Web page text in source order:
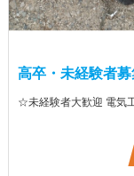
高卒・未経験者